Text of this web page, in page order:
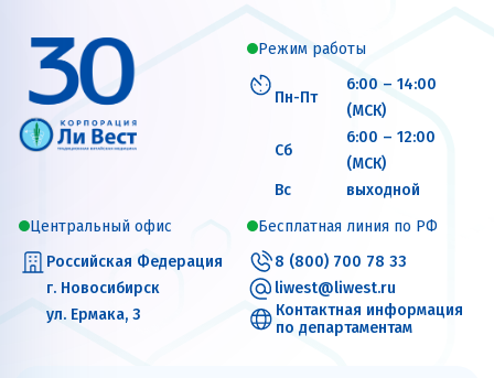
Режим работы
Пн-Пт
6:00 – 14:00
(МСК)
Сб
6:00 – 12:00
(МСК)
Вс
выходной
Центральный офис
Российская Федерация
г. Новосибирск
ул. Ермака, 3
Бесплатная линия по РФ
8 (800) 700 78 33
liwest@liwest.ru
Контактная информация
по департаментам